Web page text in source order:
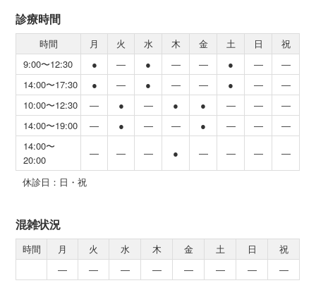
診療時間
時間 月 火 水 木 金 土 日
祝
9:00〜12:30
● ― ● ― ― ● ―
―
14:00〜17:30
● ― ● ― ― ● ―
―
10:00〜12:30
― ● ― ● ● ― ―
―
14:00〜19:00
― ● ― ― ● ― ―
―
14:00〜
20:00
― ― ― ● ― ― ― ―
休診日：日・祝
混雑状況
時間 月 火 水 木 金 土 日
祝
―
― ― ― ― ― ― ―